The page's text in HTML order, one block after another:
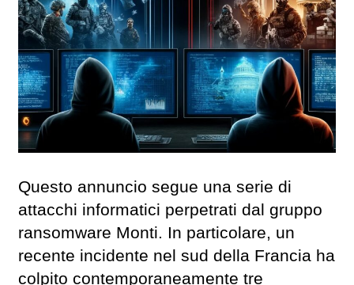
Questo annuncio segue una serie di
attacchi informatici perpetrati dal gruppo
ransomware Monti. In particolare, un
recente incidente nel sud della Francia ha
colpito contemporaneamente tre